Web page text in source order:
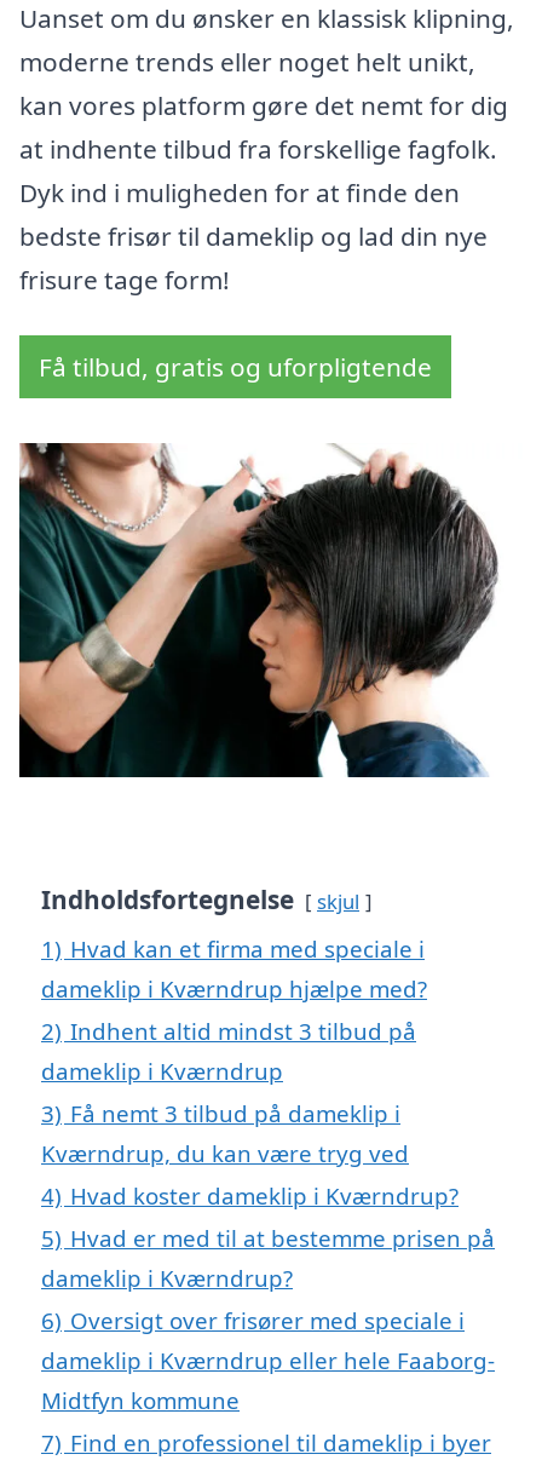
Uanset om du ønsker en klassisk klipning,
moderne trends eller noget helt unikt,
kan vores platform gøre det nemt for dig
at indhente tilbud fra forskellige fagfolk.
Dyk ind i muligheden for at finde den
bedste frisør til dameklip og lad din nye
frisure tage form!
Få tilbud, gratis og uforpligtende
Indholdsfortegnelse skjul
1) Hvad kan et firma med speciale i
dameklip i Kværndrup hjælpe med?
2) Indhent altid mindst 3 tilbud på
dameklip i Kværndrup
3) Få nemt 3 tilbud på dameklip i
Kværndrup, du kan være tryg ved
4) Hvad koster dameklip i Kværndrup?
5) Hvad er med til at bestemme prisen på
dameklip i Kværndrup?
6) Oversigt over frisører med speciale i
dameklip i Kværndrup eller hele Faaborg-
Midtfyn kommune
7) Find en professionel til dameklip i byer